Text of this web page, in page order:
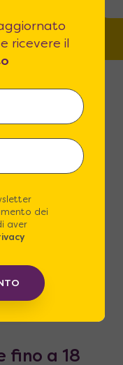
Italia o
puoi
in guanti
fino a 18
ricevere il
dei
aver